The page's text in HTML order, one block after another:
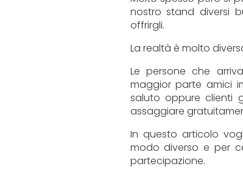
nostro stand diversi
offrirgli.
La realtà è molto
Le persone che
maggior parte amici
saluto oppure clienti
assaggiare
In questo articolo
modo diverso e per
partecipazione.